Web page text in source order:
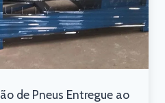
de Pneus Entregue ao